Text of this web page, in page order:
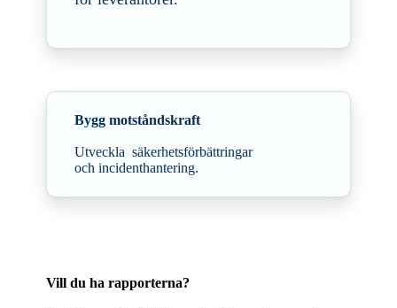
Bygg motståndskraft
Utveckla säkerhetsförbättringar
och incidenthantering.
Vill du ha rapporterna?